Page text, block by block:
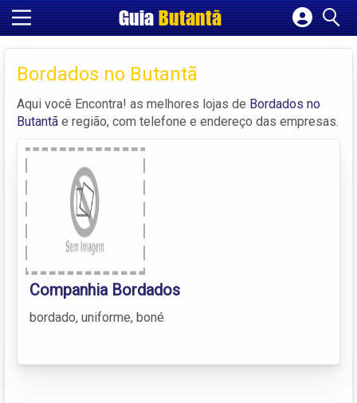
GuiaButantã
Cadastrar empresa
Fazer login
Criar conta
Bordados no Butantã
Aqui você Encontra! as melhores lojas de Bordados no
Butantã e região, com telefone e endereço das empresas.
Companhia Bordados
bordado, uniforme, boné